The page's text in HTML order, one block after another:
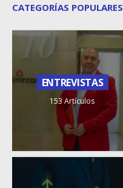
CATEGORÍAS POPULARES
ENTREVISTAS
153 Artículos